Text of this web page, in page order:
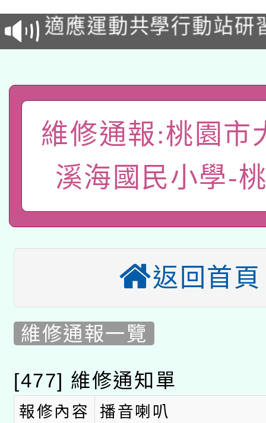
甄選結果公告(無人報
適應運動共學行動站研
本館辦理115年度閱讀
暨閱讀推動專業研習
A3數位素養講師名單
「數位內容與教學軟體
pilot」
有關大陸委員會函釋公
轉知經濟部水利署委託
業技術研究院辦理「
用水績優單位及節水達
115年8月22日(星期六)
桃園市孔廟祈福系列
開 智慧啟航」
本校115學年度第2次
甄選結果公告(無人報
本館辦理115年度閱讀
暨閱讀推動專業研習
科技賦能─人工智慧
礎課程
A3數位素養講師名單
維修通報:桃園市
溪海國民小學-
返回首頁
維修通報一覽
[477] 維修通知單
報修內容
播音喇叭